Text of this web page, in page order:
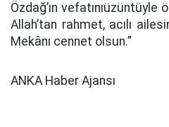
Özdağ’ın
Allah’tan rahmet, acılı
Mekânı cennet olsun.”
ANKA Haber Ajansı